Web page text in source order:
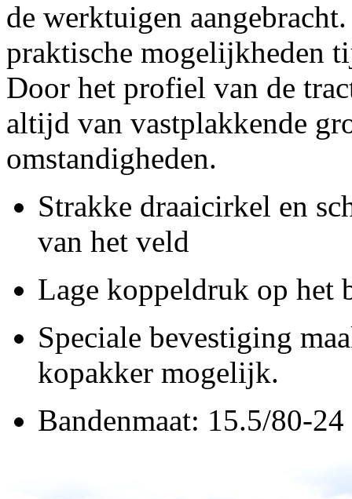
de werktuigen
praktische mogelijkheden
Door het profiel van de
altijd van vastplakkende
omstandigheden.
Strakke draaicirkel en
van het veld
Lage koppeldruk op het
Speciale bevestiging
kopakker mogelijk.
Bandenmaat: 15.5/80-24